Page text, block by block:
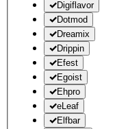
Digiflavor
Dotmod
Dreamix
Drippin
Efest
Egoist
Ehpro
eLeaf
Elfbar